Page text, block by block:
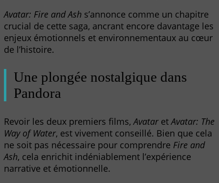
Avatar: Fire and Ash s’annonce comme un chapitre
crucial de cette saga, ancrant encore davantage les
enjeux émotionnels et environnementaux au cœur
de l’histoire.
Une plongée nostalgique dans
Pandora
Revoir les deux premiers films,AvataretAvatar: The
Way of Water, est vivement conseillé. Bien que cela
ne soit pas nécessaire pour comprendre Fire and
Ash, cela enrichit indéniablement l’expérience
narrative et émotionnelle.